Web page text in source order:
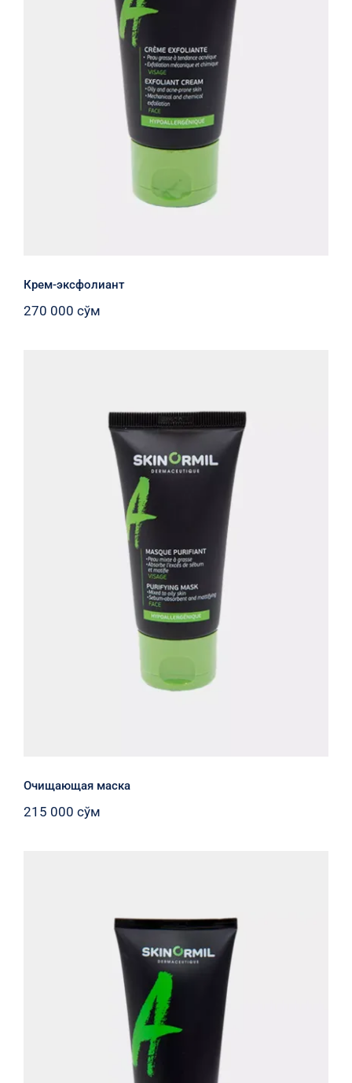
Крем-эксфолиант
Крем-эксфолиант
270 000 сўм
Очищающая маска
Очищающая маска
215 000 сўм
Очищающий гель